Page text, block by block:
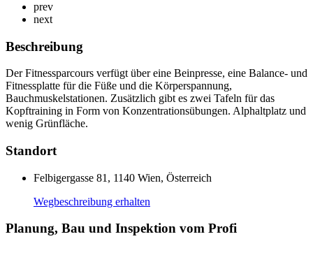
prev
next
Beschreibung
Der Fitnessparcours verfügt über eine Beinpresse, eine Balance- und
Fitnessplatte für die Füße und die Körperspannung,
Bauchmuskelstationen. Zusätzlich gibt es zwei Tafeln für das
Kopftraining in Form von Konzentrationsübungen. Alphaltplatz und
wenig Grünfläche.
Standort
Felbigergasse 81, 1140 Wien, Österreich
Wegbeschreibung erhalten
Planung, Bau und Inspektion vom Profi